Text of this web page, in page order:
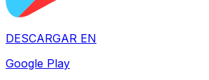
DESCARGAR EN
Google Play